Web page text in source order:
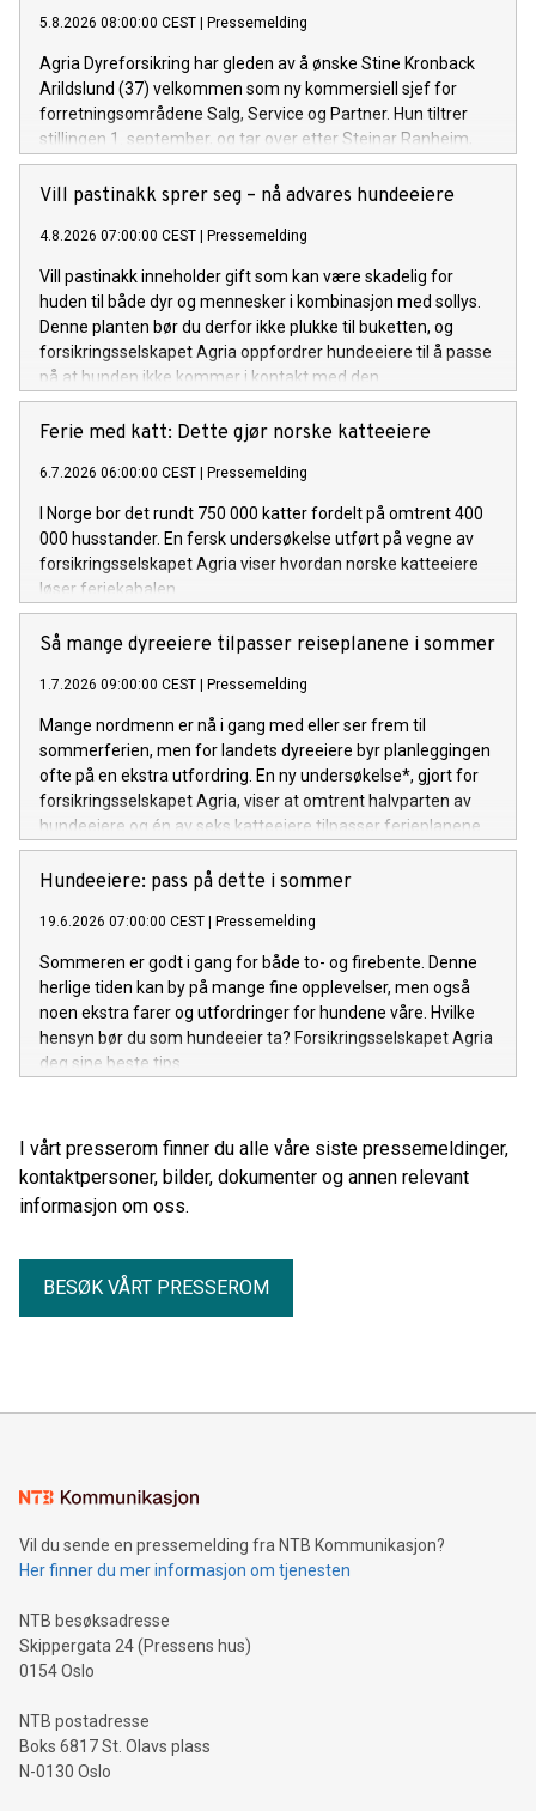
5.8.2026 08:00:00 CEST Pressemelding
Agria Dyreforsikring har gleden av å ønske Stine Kronback
Arildslund (37) velkommen som ny kommersiell sjef for
forretningsområdene Salg, Service og Partner. Hun tiltrer
stillingen 1. september, og tar over etter Steinar Ranheim,
som går videre til rollen som operativ sjef i Agria.
Vill pastinakk sprer seg – nå advares hundeeiere
4.8.2026 07:00:00 CEST Pressemelding
Vill pastinakk inneholder gift som kan være skadelig for
huden til både dyr og mennesker i kombinasjon med sollys.
Denne planten bør du derfor ikke plukke til buketten, og
forsikringsselskapet Agria oppfordrer hundeeiere til å passe
på at hunden ikke kommer i kontakt med den.
Ferie med katt: Dette gjør norske katteeiere
6.7.2026 06:00:00 CEST Pressemelding
I Norge bor det rundt 750 000 katter fordelt på omtrent 400
000 husstander. En fersk undersøkelse utført på vegne av
forsikringsselskapet Agria viser hvordan norske katteeiere
løser feriekabalen.
Så mange dyreeiere tilpasser reiseplanene i sommer
1.7.2026 09:00:00 CEST Pressemelding
Mange nordmenn er nå i gang med eller ser frem til
sommerferien, men for landets dyreeiere byr planleggingen
ofte på en ekstra utfordring. En ny undersøkelse*, gjort for
forsikringsselskapet Agria, viser at omtrent halvparten av
hundeeiere og én av seks katteeiere tilpasser ferieplanene
sine etter de firebeinte familiemedlemmene.
Hundeeiere: pass på dette i sommer
19.6.2026 07:00:00 CEST Pressemelding
Sommeren er godt i gang for både to- og firebente. Denne
herlige tiden kan by på mange fine opplevelser, men også
noen ekstra farer og utfordringer for hundene våre. Hvilke
hensyn bør du som hundeeier ta? Forsikringsselskapet Agria
deg sine beste tips.
I vårt presserom finner du alle våre siste pressemeldinger,
kontaktpersoner, bilder, dokumenter og annen relevant
informasjon om oss.
BESØK VÅRT PRESSEROM
Vil du sende en pressemelding fra NTB Kommunikasjon?
Her finner du mer informasjon om tjenesten
NTB besøksadresse
Skippergata 24 (Pressens hus)
0154 Oslo
NTB postadresse
Boks 6817 St. Olavs plass
N-0130 Oslo